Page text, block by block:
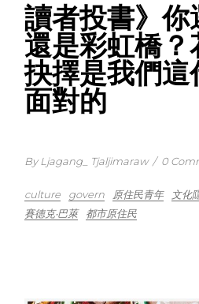
讀者投書》你
還是彩虹橋？
抉擇是我們這
面對的
By Ljagang_ Tjaljimaraw / 0
culture govern 原住民青年 文化
賽德克‧巴萊
都市原住民